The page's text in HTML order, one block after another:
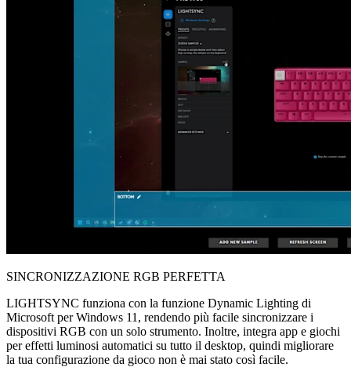
SINCRONIZZAZIONE RGB PERFETTA
LIGHTSYNC funziona con la funzione Dynamic Lighting di
Microsoft per Windows 11, rendendo più facile sincronizzare i
dispositivi RGB con un solo strumento. Inoltre, integra app e giochi
per effetti luminosi automatici su tutto il desktop, quindi migliorare
la tua configurazione da gioco non è mai stato così facile.